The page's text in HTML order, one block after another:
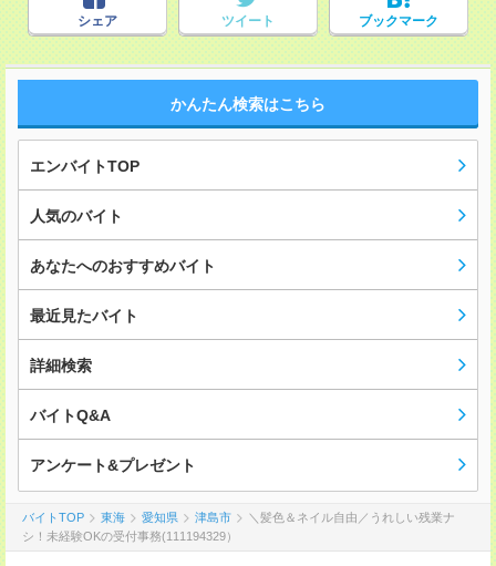
シェア ツイート ブックマーク
かんたん検索はこちら
エンバイトTOP
人気のバイト
あなたへのおすすめバイト
最近見たバイト
詳細検索
バイトQ&A
アンケート&プレゼント
バイトTOP 東海 愛知県 津島市
＼髪色＆ネイル自由／うれしい残業ナ
シ！未経験OKの受付事務(111194329）